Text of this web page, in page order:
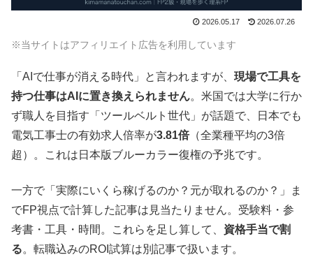
2026.05.17 2026.07.26
※当サイトはアフィリエイト広告を利用しています
「AIで仕事が消える時代」と言われますが、 現場で工具を
持つ仕事はAIに置き換えられません。米国では大学に行か
ず職人を目指す「ツールベルト世代」が話題で、日本でも
電気工事士の有効求人倍率が3.81倍（全業種平均の3倍
超）。これは日本版ブルーカラー復権の予兆です。
一方で「実際にいくら稼げるのか？元が取れるのか？」ま
でFP視点で計算した記事は見当たりません。受験料・参
考書・工具・時間。これらを足し算して、 資格手当で割
る。転職込みのROI試算は別記事で扱います。